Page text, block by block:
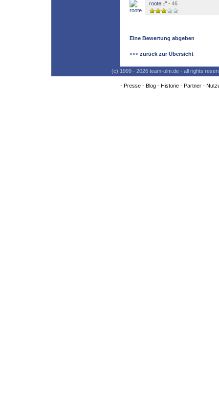
roote - 46
Eine Bewertung abgeben
<<< zurück zur Übersicht
(c) 1999 - 2026 team-ulm.de - all rights
- Presse- Blog- Historie- Partner-